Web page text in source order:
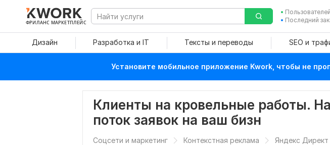
ФРИЛАНС МАРКЕТПЛЕЙС
Последний
Дизайн Разработка и IT Тексты и переводы SEO и
Установите мобильное приложение Kwork, чтобы не
Клиенты на кровельные работы.
поток заявок на ваш бизн
Соцсети и маркетинг Контекстная реклама Яндекс Директ